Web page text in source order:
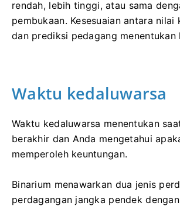
rendah, lebih tinggi, atau sama
pembukaan. Kesesuaian antara nilai
dan prediksi pedagang menentukan
Waktu kedaluwarsa
Waktu kedaluwarsa menentukan
berakhir dan Anda mengetahui
memperoleh keuntungan.
Binarium menawarkan dua jenis
perdagangan jangka pendek